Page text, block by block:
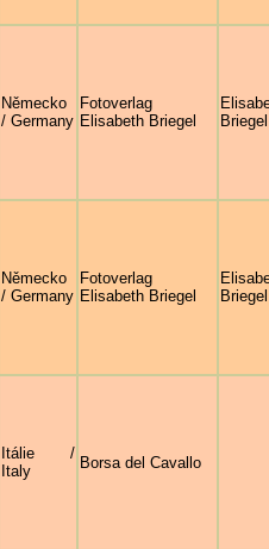
Německo
/ Germany
Fotoverlag
Elisabeth Briegel
Briegel
Německo
/ Germany
Fotoverlag
Elisabeth Briegel
Briegel
Itálie /
Italy
Borsa del Cavallo